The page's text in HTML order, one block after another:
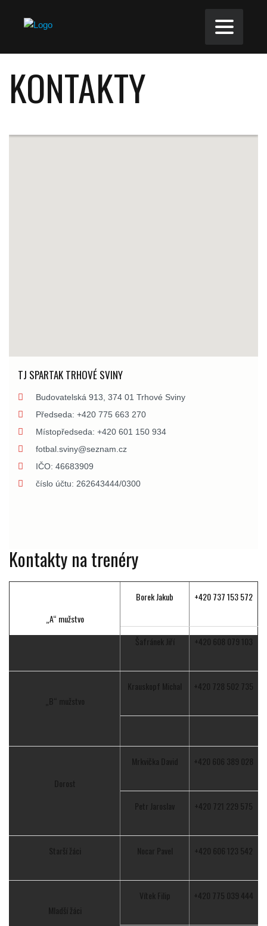
KONTAKTY
TJ SPARTAK TRHOVÉ SVINY
Budovatelská 913, 374 01 Trhové Sviny
Předseda: +420 775 663 270
Místopředseda: +420 601 150 934
fotbal.sviny@seznam.cz
IČO: 46683909
číslo účtu: 262643444/0300
Kontakty na trenéry
„A“ mužstvo
Borek Jakub +420 737 153 572
Šafránek Jiří +420 608 079 103
„B“ mužstvo
Krauskopf Michal +420 728 502 735
Dorost
Mrkvička David +420 606 389 028
Petr Jaroslav +420 721 229 575
Starší žáci Nocar Pavel +420 606 123 542
Mladší žáci
Vítek Filip +420 775 039 444